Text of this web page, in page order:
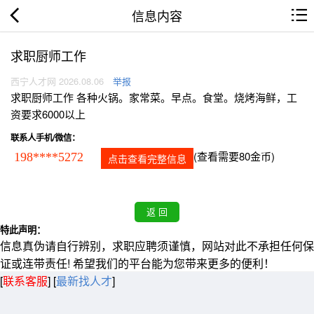
信息内容
求职厨师工作
西宁人才网 2026.08.06 举报
求职厨师工作 各种火锅。家常菜。早点。食堂。烧烤海鲜，工
资要求6000以上
联系人手机/微信：
198****5272 点击查看完整信息 (查看需要80金币)
特此声明：
信息真伪请自行辨别，求职应聘须谨慎，网站对此不承担任何保
证或连带责任! 希望我们的平台能为您带来更多的便利！
[联系客服] [最新找人才]